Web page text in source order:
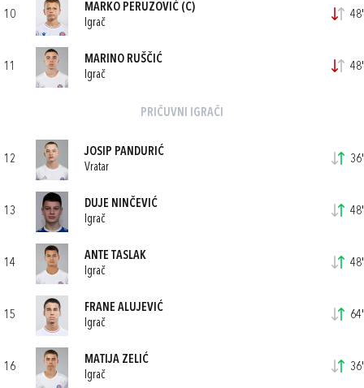
10
MARKO PERUZOVIĆ (C)
Igrač
48'
11
MARINO RUŠČIĆ
Igrač
48'
PRIČUVNI IGRAČI
12
JOSIP PANDURIĆ
Vratar
36'
13
DUJE NINČEVIĆ
Igrač
48'
14
ANTE TASLAK
Igrač
48'
15
FRANE ALUJEVIĆ
Igrač
64'
16
MATIJA ZELIĆ
Igrač
36'